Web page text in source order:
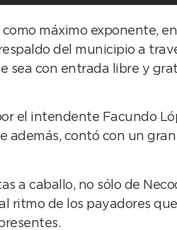
máximo exponente,
del municipio a
sea con entrada libre y
el intendente Facundo
además, contó con un
a caballo, no sólo de
ritmo de los payadores